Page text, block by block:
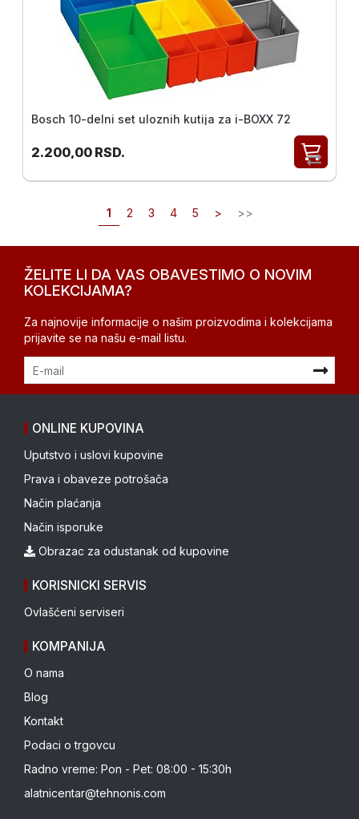
Bosch 10-delni set uloznih kutija za i-BOXX 72
2.200,00 RSD.
1 2 3 4 5 > >>
ŽELITE LI DA VAS OBAVESTIMO O NOVIM
KOLEKCIJAMA?
Za najnovije informacije o našim proizvodima i kolekcijama
prijavite se na našu e-mail listu.
ONLINE KUPOVINA
Uputstvo i uslovi kupovine
Prava i obaveze potrošača
Način plaćanja
Način isporuke
Obrazac za odustanak od kupovine
KORISNICKI SERVIS
Ovlašćeni serviseri
KOMPANIJA
O nama
Blog
Kontakt
Podaci o trgovcu
Radno vreme: Pon - Pet: 08:00 - 15:30h
alatnicentar@tehnonis.com